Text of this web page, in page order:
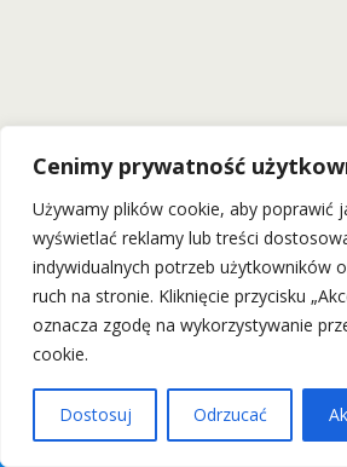
Cenimy prywatność
Używamy plików cookie, aby poprawić
wyświetlać reklamy lub treści
indywidualnych potrzeb użytkowników
ruch na stronie. Kliknięcie przycisku
oznacza zgodę na wykorzystywanie
cookie.
Dostosuj Odrzucać